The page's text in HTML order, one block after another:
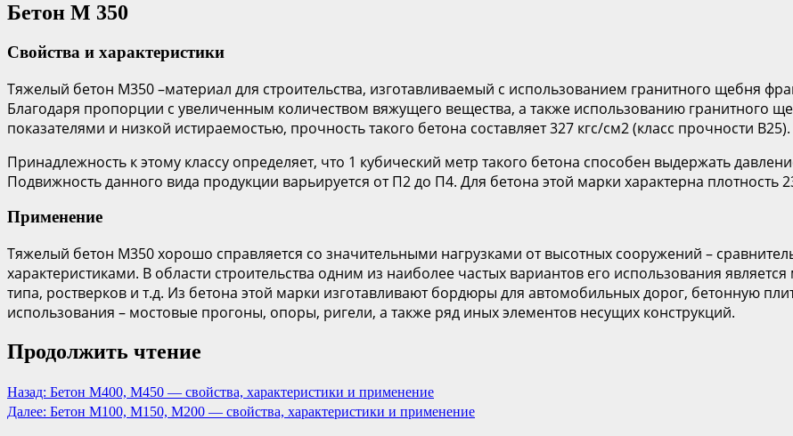
Бетон М 350
Свойства и характеристики
Тяжелый бетон М350 –материал для строительства, изготавливаемый с использованием гранитного щебня
Благодаря пропорции с увеличенным количеством вяжущего вещества, а также использованию гранитного
показателями и низкой истираемостью, прочность такого бетона составляет 327 кгс/см2 (класс прочности В25).
Принадлежность к этому классу определяет, что 1 кубический метр такого бетона способен выдержать
Подвижность данного вида продукции варьируется от П2 до П4. Для бетона этой марки характерна плотность
Применение
Тяжелый бетон М350 хорошо справляется со значительными нагрузками от высотных сооружений –
характеристиками. В области строительства одним из наиболее частых вариантов его использования
типа, ростверков и т.д. Из бетона этой марки изготавливают бордюры для автомобильных дорог, бетонную
использования – мостовые прогоны, опоры, ригели, а также ряд иных элементов несущих конструкций.
Продолжить чтение
Назад: Бетон М400, М450 — свойства, характеристики и применение
Далее: Бетон М100, М150, М200 — свойства, характеристики и применение